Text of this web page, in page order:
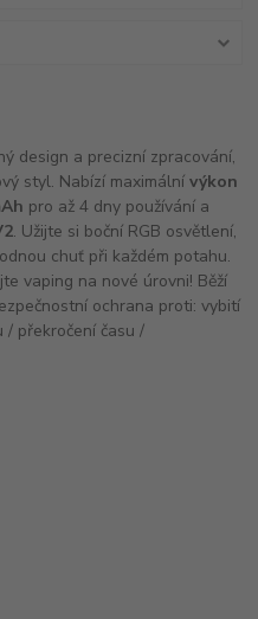
design a precizní zpracování,
styl. Nabízí maximálnívýkon
pro až 4 dny používání a
. Užijte si boční RGB osvětlení,
chuť při každém potahu.
vaping na nové úrovni! Běží
ochrana proti: vybití
překročení času /